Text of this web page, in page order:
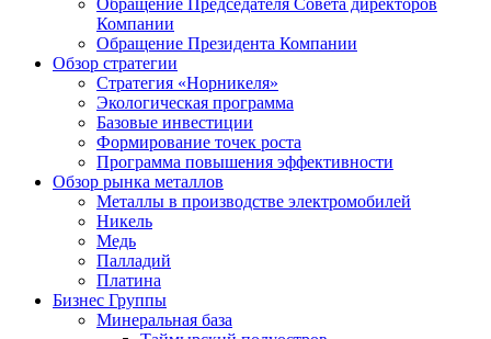
Обращение Председателя Совета директоров
Компании
Обращение Президента Компании
Обзор стратегии
Стратегия «Норникеля»
Экологическая программа
Базовые инвестиции
Формирование точек роста
Программа повышения эффективности
Обзор рынка металлов
Металлы в производстве электромобилей
Никель
Медь
Палладий
Платина
Бизнес Группы
Минеральная база